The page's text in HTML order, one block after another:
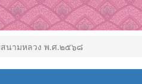
นามหลวง พ.ศ.๒๕๖๘